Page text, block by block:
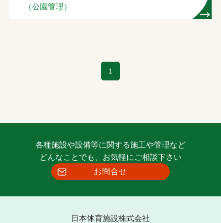
お取引先の皆様へ
（公園管理）
1
各種施設や設備等に関する施工や管理など
どんなことでも、お気軽にご相談下さい
お問合せ
日本体育施設株式会社